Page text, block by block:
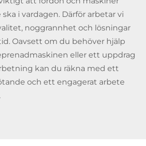
i vardagen. Därför arbetar vi
noggrannhet och lösningar
Oavsett om du behöver hjälp
eller ett uppdrag
kan du räkna med ett
och ett engagerat arbete